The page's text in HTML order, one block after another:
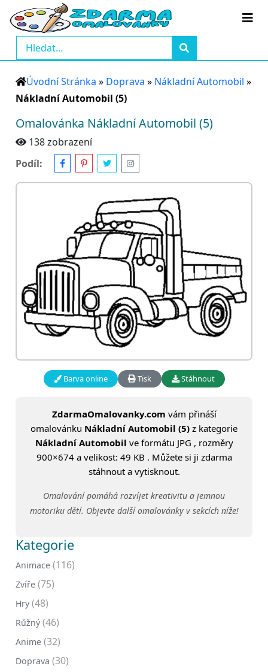
Úvodní Stránka » Doprava » Nákladní Automobil »
Nákladní Automobil (5)
Omalovánka Nákladní Automobil (5)
138 zobrazení
Podíl:
Barva online Tisk Stáhnout
ZdarmaOmalovanky.com vám přináší
omalovánku Nákladní Automobil (5) z kategorie
Nákladní Automobil ve formátu JPG , rozměry
900×674 a velikost: 49 KB . Můžete si ji zdarma
stáhnout a vytisknout.
Omalování pomáhá rozvíjet kreativitu a jemnou
motoriku dětí. Objevte další omalovánky v sekcích níže!
Kategorie
Animace (116)
Zvíře (75)
Hry (48)
Růžný (46)
Anime (32)
Doprava (30)